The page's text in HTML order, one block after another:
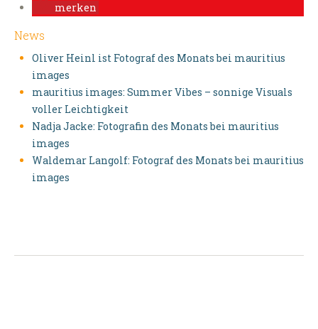
merken
News
Oliver Heinl ist Fotograf des Monats bei mauritius
images
mauritius images: Summer Vibes – sonnige Visuals
voller Leichtigkeit
Nadja Jacke: Fotografin des Monats bei mauritius
images
Waldemar Langolf: Fotograf des Monats bei mauritius
images